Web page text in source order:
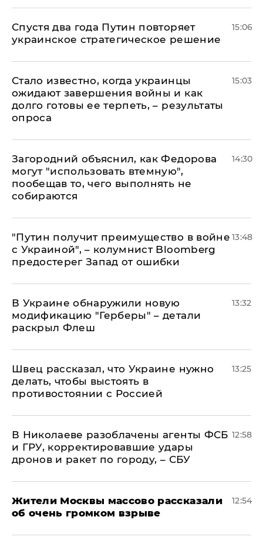
Спустя два года Путин повторяет
украинское стратегическое решение
15:06
Стало известно, когда украинцы
ожидают завершения войны и как
долго готовы ее терпеть, – результаты
опроса
15:03
Загородний объяснил, как Федорова
могут "использовать втемную",
пообещав то, чего выполнять не
собираются
14:30
"Путин получит преимущество в войне
с Украиной", – колумнист Bloomberg
предостерег Запад от ошибки
13:48
В Украине обнаружили новую
модификацию "Герберы" – детали
раскрыл Флеш
13:32
Швец рассказал, что Украине нужно
делать, чтобы выстоять в
противостоянии с Россией
13:25
В Николаеве разоблачены агенты ФСБ
и ГРУ, корректировавшие удары
дронов и ракет по городу, – СБУ
12:58
Жители Москвы массово рассказали
об очень громком взрыве
12:54